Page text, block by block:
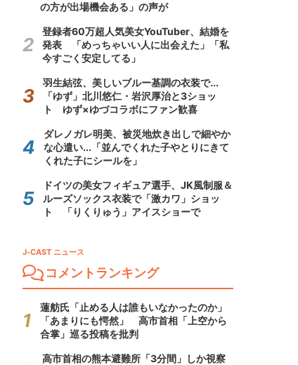
の方が出場機会ある」の声が
登録者60万超人気美女YouTuber、結婚を
発表 「めっちゃいい人に出会えた」「私
今すごく安定してる」
羽生結弦、美しいブルー基調の衣装で...
「ゆず」北川悠仁・岩沢厚治と3ショッ
ト ゆず×ゆづコラボにファン歓喜
ダレノガレ明美、被災地炊き出しで細やか
な心遣い...「並んでくれた子やとりにきて
くれた子にシールを」
ドイツの美女フィギュア選手、JK風制服＆
ルーズソックス衣装で「激カワ」ショッ
ト 「りくりゅう」アイスショーで
J-CAST ニュース
コメントランキング
蓮舫氏「止める人は誰もいなかったのか」
「あまりにも愕然」 高市首相「上空から
合掌」巡る投稿を批判
高市首相の熊本避難所「3分間」しか視察